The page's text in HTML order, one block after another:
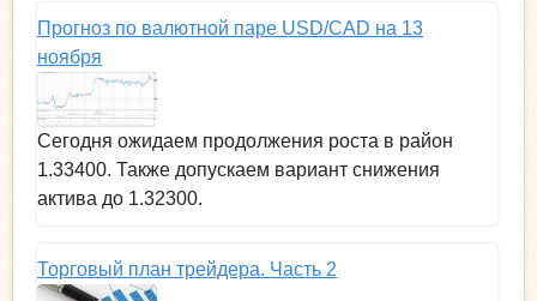
Прогноз по валютной паре USD/CAD на 13
ноября
Сегодня ожидаем продолжения роста в район
1.33400. Также допускаем вариант снижения
актива до 1.32300.
Торговый план трейдера. Часть 2